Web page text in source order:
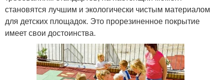
становятся лучшим и экологически чистым материалом
для детских площадок. Это прорезиненное покрытие
имеет свои достоинства.